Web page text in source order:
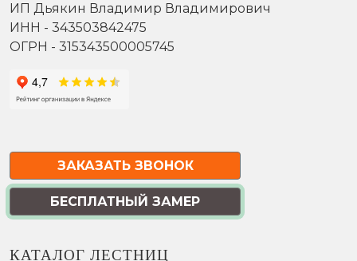
ИП Дьякин Владимир Владимирович
ИНН - 343503842475
ОГРН - 315343500005745
ЗАКАЗАТЬ ЗВОНОК
БЕСПЛАТНЫЙ ЗАМЕР
КАТАЛОГ ЛЕСТНИЦ